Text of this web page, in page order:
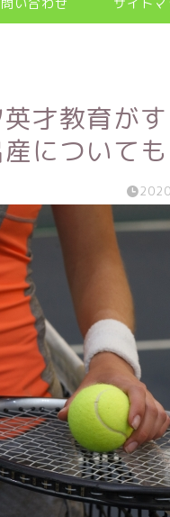
い合わせ サイトマ
才教育が
についても